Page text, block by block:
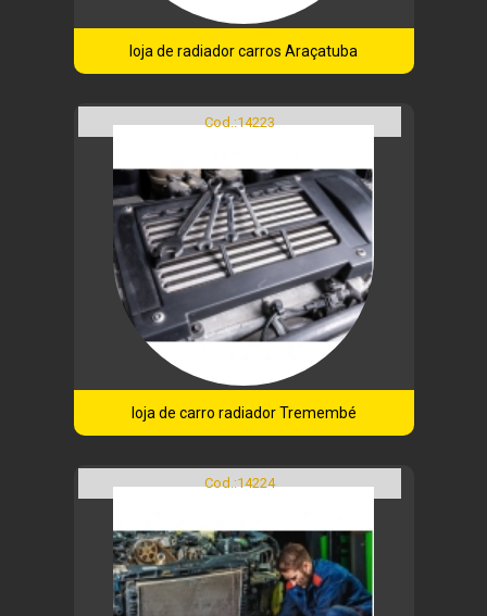
loja de radiador carros Araçatuba
Cod.:14223
loja de carro radiador Tremembé
Cod.:14224